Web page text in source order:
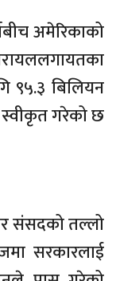
अमेरिकाको
९५.३ बिलियन
गरेको छ
संसदको तल्लो
सरकारलाई